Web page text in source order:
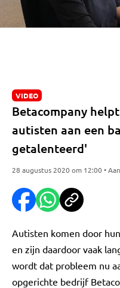
VIDEO
Betacompany
autisten aan een
getalenteerd'
28 augustus 2020 om 12:00 •
Autisten komen door
en zijn daardoor vaak
wordt dat probleem nu
opgerichte bedrijf